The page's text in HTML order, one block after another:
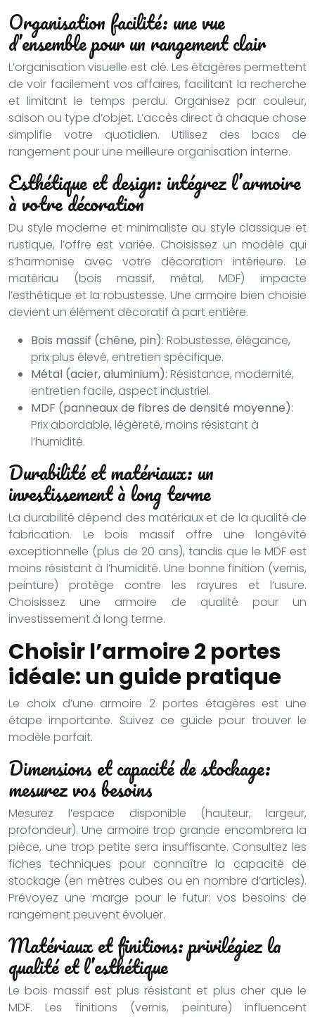
Organisation facilité: une vue
d’ensemble pour un rangement clair
L’organisation visuelle est clé. Les étagères permettent
de voir facilement vos affaires, facilitant la recherche
et limitant le temps perdu. Organisez par couleur,
saison ou type d’objet. L’accès direct à chaque chose
simplifie votre quotidien. Utilisez des bacs de
rangement pour une meilleure organisation interne.
Esthétique et design: intégrez l’armoire
à votre décoration
Du style moderne et minimaliste au style classique et
rustique, l’offre est variée. Choisissez un modèle qui
s’harmonise avec votre décoration intérieure. Le
matériau (bois massif, métal, MDF) impacte
l’esthétique et la robustesse. Une armoire bien choisie
devient un élément décoratif à part entière.
Bois massif (chêne, pin): Robustesse, élégance,
prix plus élevé, entretien spécifique.
Métal (acier, aluminium): Résistance, modernité,
entretien facile, aspect industriel.
MDF (panneaux de fibres de densité moyenne):
Prix abordable, légèreté, moins résistant à
l’humidité.
Durabilité et matériaux: un
investissement à long terme
La durabilité dépend des matériaux et de la qualité de
fabrication. Le bois massif offre une longévité
exceptionnelle (plus de 20 ans), tandis que le MDF est
moins résistant à l’humidité. Une bonne finition (vernis,
peinture) protège contre les rayures et l’usure.
Choisissez une armoire de qualité pour un
investissement à long terme.
Choisir l’armoire 2 portes
idéale: un guide pratique
Le choix d’une armoire 2 portes étagères est une
étape importante. Suivez ce guide pour trouver le
modèle parfait.
Dimensions et capacité de stockage:
mesurez vos besoins
Mesurez l’espace disponible (hauteur, largeur,
profondeur). Une armoire trop grande encombrera la
pièce, une trop petite sera insuffisante. Consultez les
fiches techniques pour connaître la capacité de
stockage (en mètres cubes ou en nombre d’articles).
Prévoyez une marge pour le futur: vos besoins de
rangement peuvent évoluer.
Matériaux et finitions: privilégiez la
qualité et l’esthétique
Le bois massif est plus résistant et plus cher que le
MDF. Les finitions (vernis, peinture) influencent